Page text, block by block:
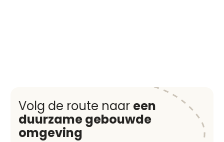
Volg de route naar een
duurzame gebouwde
omgeving